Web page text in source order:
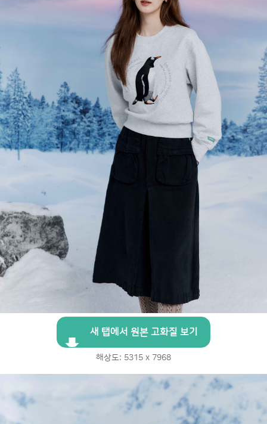
새 탭에서 원본 고화질 보기
해상도: 5315 x 7968